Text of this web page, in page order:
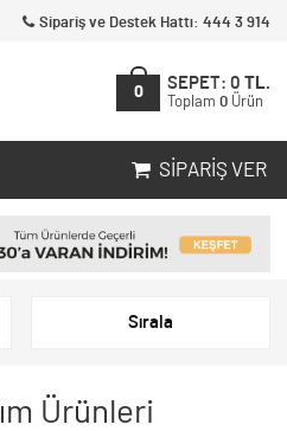
Sipariş ve Destek Hattı: 444 3 914
0
SEPET: 0 TL.
Toplam 0 Ürün
SIPARIŞ VER
Sırala
Ürünleri